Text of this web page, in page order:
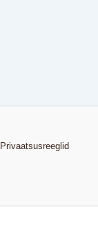
Privaatsusreeglid